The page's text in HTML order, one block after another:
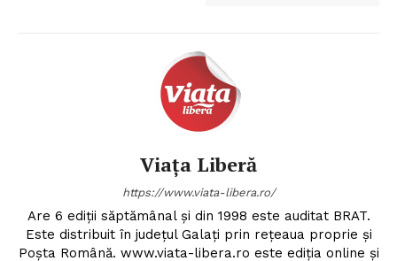
Viața Liberă
https://www.viata-libera.ro/
Are 6 ediții săptămânal și din 1998 este auditat BRAT.
Este distribuit în județul Galați prin rețeaua proprie și
Poșta Română. www.viata-libera.ro este ediția online și